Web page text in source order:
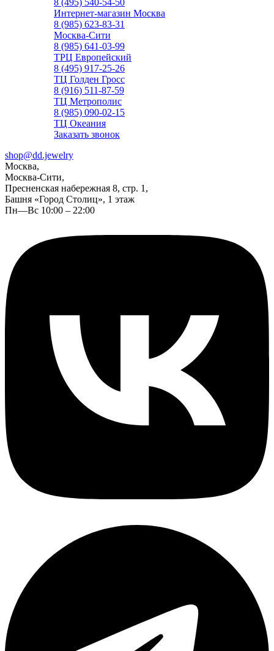
8 (495) 540-54-50
Интернет-магазин Москва
8 (985) 623-83-31
Москва-Сити
8 (985) 641-03-99
ТРЦ Европейский
8 (495) 917-25-26
ТЦ Голден Гросс
8 (916) 511-87-59
ТЦ Метрополис
8 (985) 090-02-15
ТЦ Океания
Заказать звонок
shop@dd.jewelry
Москва,
Москва-Сити,
Пресненская набережная 8, стр. 1,
Башня «Город Столиц», 1 этаж
Пн—Вс 10:00 – 22:00